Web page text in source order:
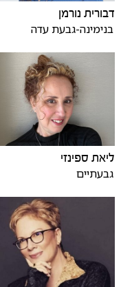
דבורית נורמן
בנימינה-גבעת עדה
ליאת ספינזי
גבעתיים